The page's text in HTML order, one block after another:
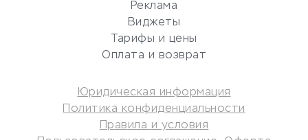
Потребительские кредиты
Кредитные карты
Реклама
Виджеты
Тарифы и цены
Оплата и возврат
Юридическая информация
Политика конфиденциальности
Правила и условия